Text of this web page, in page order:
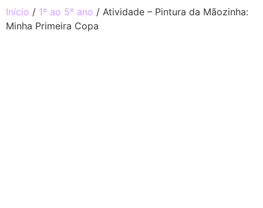
Início / 1º ao 5° ano / Atividade – Pintura da Mãozinha:
Minha Primeira Copa